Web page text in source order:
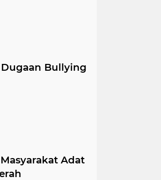
Bullying
Adat